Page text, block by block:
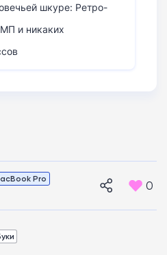
шкуре: Ретро-
и никаких
Pro 0